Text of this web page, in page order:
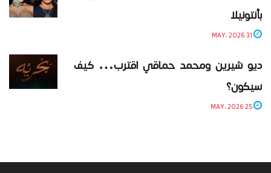
بأنتونيلا
ديو شيرين ومحمد حماقي اقترب… كيف
سيكون؟